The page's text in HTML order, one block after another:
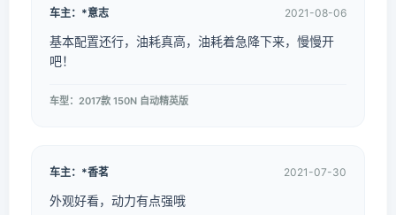
车主：*意志 2021-08-06
基本配置还行，油耗真高，油耗着急降下来，慢慢开
吧！
车型：2017款 150N 自动精英版
车主：*香茗 2021-07-30
外观好看，动力有点强哦